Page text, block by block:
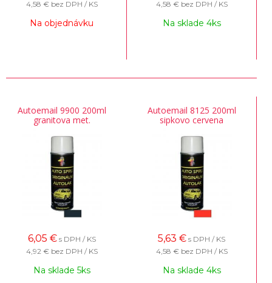
4,58 € bez DPH / KS
Na objednávku
4,58 € bez DPH / KS
Na sklade 4ks
Autoemail 9900 200ml
granitova met.
6,05 € s DPH / KS
4,92 € bez DPH / KS
Na sklade 5ks
Autoemail 8125 200ml
sipkovo cervena
5,63 € s DPH / KS
4,58 € bez DPH / KS
Na sklade 4ks